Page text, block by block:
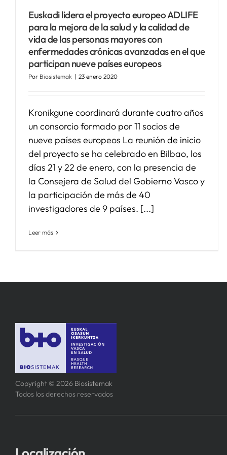
Euskadi lidera el proyecto europeo ADLIFE
para la mejora de la salud y la calidad de
vida de las personas mayores con
enfermedades crónicas avanzadas en el que
participan nueve países europeos
Por Biosistemak | 23 enero 2020
Kronikgune coordinará durante cuatro años
un consorcio formado por 11 socios de
nueve países europeos La reunión de inicio
del proyecto se ha celebrado en Bilbao, los
días 21 y 22 de enero, con la presencia de
la Consejera de Salud del Gobierno Vasco y
la participación de más de 40
investigadores de 9 países. [...]
Leer más
Copyright © 2026 Biosistemak
Todos los derechos reservados